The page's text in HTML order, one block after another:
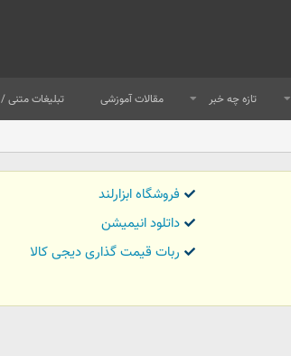
تازه چه خبر مقالات آموزشی تبلیغات
فروشگاه ابزارلند
داتلود انیمیشن
ربات قیمت گذاری دیجی کالا